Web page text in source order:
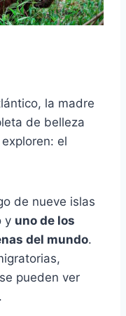
la madre
de belleza
el
de nueve islas
y uno de los
del mundo.
pueden ver
.